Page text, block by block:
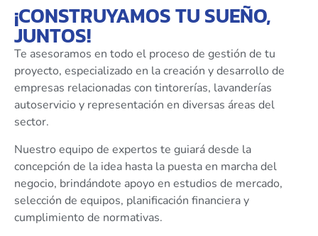
¡CONSTRUYAMOS TU SUEÑO,
JUNTOS!
Te asesoramos en todo el proceso de gestión de tu
proyecto, especializado en la creación y desarrollo de
empresas relacionadas con tintorerías, lavanderías
autoservicio y representación en diversas áreas del
sector.
Nuestro equipo de expertos te guiará desde la
concepción de la idea hasta la puesta en marcha del
negocio, brindándote apoyo en estudios de mercado,
selección de equipos, planificación financiera y
cumplimiento de normativas.